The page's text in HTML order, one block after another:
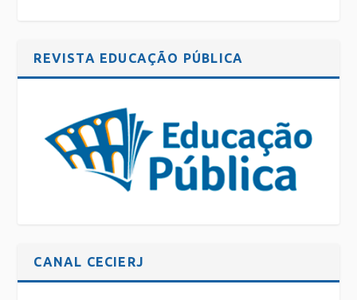
REVISTA EDUCAÇÃO PÚBLICA
CANAL CECIERJ